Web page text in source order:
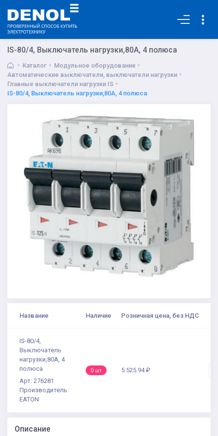
IS-80/4, Выключатель нагрузки,80А, 4 полюса
Каталог
Модульное оборудование
Автоматические выключатели, выключатели нагрузки
Главные выключатели нагрузки IS
IS-80/4, Выключатель нагрузки,80А, 4 полюса
Название Наличие Розничная цена, без НДС
IS-80/4,
Выключатель
нагрузки,80А, 4
полюса
Арт: 276281
Производитель:
EATON
0 шт 5 525.94 ₽
Описание